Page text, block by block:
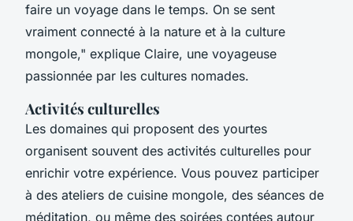
faire un voyage dans le temps. On se sent
vraiment connecté à la nature et à la culture
mongole," explique Claire, une voyageuse
passionnée par les cultures nomades.
Activités culturelles
Les domaines qui proposent des yourtes
organisent souvent des activités culturelles pour
enrichir votre expérience. Vous pouvez participer
à des ateliers de cuisine mongole, des séances de
méditation, ou même des soirées contées autour